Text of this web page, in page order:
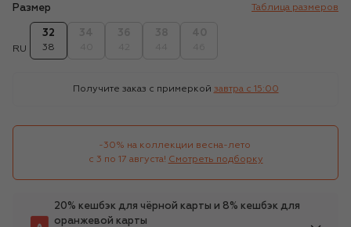
Размер Таблица размеров
RU
32
38
Получите заказ с примеркой завтра c 15:00
-30% на коллекции весна-лето
с 3 по 17 августа! Смотреть подборку
20% кешбэк для чёрной карты и 8% кешбэк для
оранжевой карты